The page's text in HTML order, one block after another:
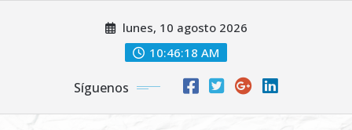
lunes, 10 agosto 2026
10:46:19 AM
Síguenos